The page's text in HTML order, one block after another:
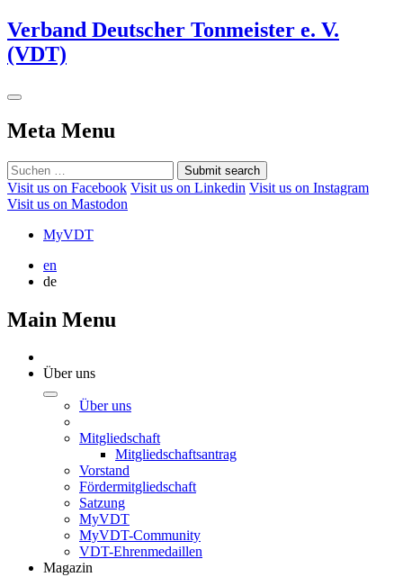
Verband Deutscher Tonmeister e. V.
(VDT)
Meta Menu
Submit search
Visit us on Facebook Visit us on Linkedin Visit us on Instagram
Visit us on Mastodon
MyVDT
en
de
Main Menu
Über uns
Über uns
Mitgliedschaft
Mitgliedschaftsantrag
Vorstand
Fördermitgliedschaft
Satzung
MyVDT
MyVDT-Community
VDT-Ehrenmedaillen
Magazin